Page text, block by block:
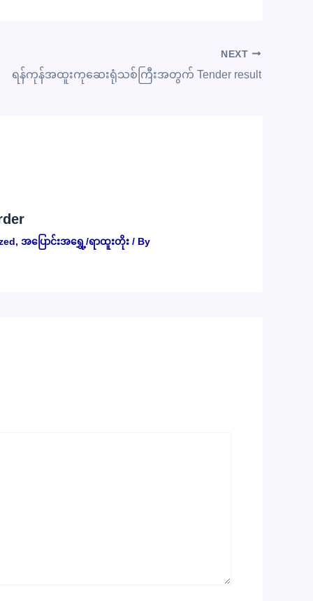
NEXT
ရန်ကုန်အထူးကုဆေးရုံသစ်ကြီးအတွက် Tender result
, အပြောင်းအရွှေ့/ရာထူးတိုး/ By